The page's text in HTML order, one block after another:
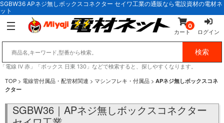
SGBW36 APネジ無しボックスコネクター セイワ工業の通販なら電設資材の電材ネ
ット
0
カート ログイン
「電線 IV 赤」「ボックス 日東 130」などで検索すると、探しやすくなります。
TOP > 電線管付属品・配管材関連 > マシンフレキ・付属品 > APネジ無しボックスコネ
クター
SGBW36｜APネジ無しボックスコネクター